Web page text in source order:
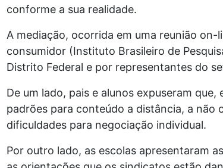
conforme a sua realidade.
A mediação, ocorrida em uma reunião
consumidor (Instituto Brasileiro de
Distrito Federal e por representantes do
De um lado, pais e alunos expuseram
padrões para conteúdo a distância, a não
dificuldades para negociação individual.
Por outro lado, as escolas apresentaram